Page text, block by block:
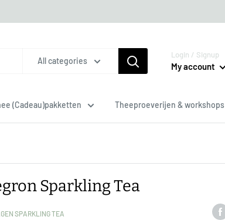
All categories
Login / Signup
My account
(Cadeau)pakketten Theeproeverijen & workshops
Sparkling Tea
SPARKLING TEA